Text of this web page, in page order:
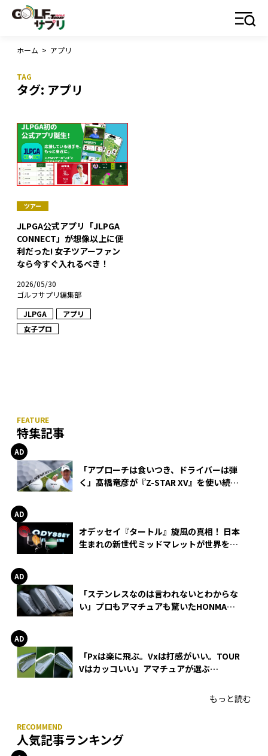
ホーム > アプリ
タグ: アプリ
ツアー
JLPGA公式アプリ「JLPGA
CONNECT」が想像以上に便
利だった! 女子ツアーファン
なら今すぐ入れるべき！
2026/05/30
ゴルフサプリ編集部
JLPGA
アプリ
女子プロ
特集記事
「アプローチは食いつき、ドライバーは弾
く」髙橋竜彦が『Z-STAR XV』を使い続け
オデッセイ『タートル』旋風の真相！ 日本
生まれの新世代ミッドマレットが世界を席
「ステンレスなのは言われないとわからな
い」プロもアマチュアも驚いたHONMA
「Pxは楽に飛ぶ。Vxは打感がいい。TOUR
Vはカッコいい」アマチュアが選ぶ
もっと読む
人気記事ランキング